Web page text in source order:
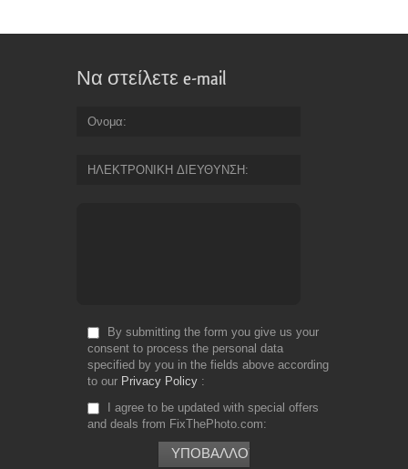
Να στείλετε e-mail
Ονομα
ΗΛΕΚΤΡΟΝΙΚΗ ΔΙΕΥΘΥΝΣΗ
By submitting the form you give us your
consent to process the personal data
specified by you in the fields above according
to our Privacy Policy
I agree to be updated with special offers
and deals from FixThePhoto.com